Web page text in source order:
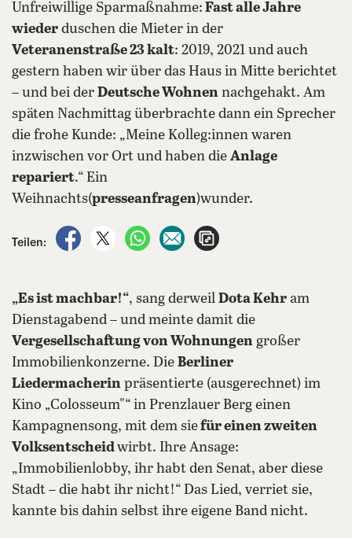
Unfreiwillige Sparmaßnahme: Fast alle Jahre
wieder duschen die Mieter in der
Veteranenstraße 23 kalt: 2019, 2021 und auch
gestern haben wir über das Haus in Mitte berichtet
– und bei der Deutsche Wohnen nachgehakt. Am
späten Nachmittag überbrachte dann ein Sprecher
die frohe Kunde: „Meine Kolleg:innen waren
inzwischen vor Ort und haben die Anlage
repariert.“ Ein
Weihnachts(presseanfragen)wunder.
Teilen:
auf Facebook teilen
auf X teilenper WhatsApp teilen
per E-Mail teilen
„Es ist machbar!“, sang derweil Dota Kehr am
Dienstagabend – und meinte damit die
Vergesellschaftung von Wohnungen großer
Immobilienkonzerne. Die Berliner
Liedermacherin präsentierte (ausgerechnet) im
Kino „Colosseum"“ in Prenzlauer Berg einen
Kampagnensong, mit dem siefür einen zweiten
Volksentscheidwirbt. Ihre Ansage:
„Immobilienlobby, ihr habt den Senat, aber diese
Stadt – die habt ihr nicht!“ Das Lied, verriet sie,
kannte bis dahin selbst ihre eigene Band nicht.